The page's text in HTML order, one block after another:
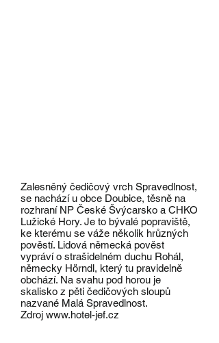
Zalesněný čedičový vrch Spravedlnost,
se nachází u obce Doubice, těsně na
rozhraní NP České Švýcarsko a CHKO
Lužické Hory. Je to bývalé popraviště,
ke kterému se váže několik hrůzných
pověstí. Lidová německá pověst
vypráví o strašidelném duchu Rohál,
německy Hörndl, který tu pravidelně
obchází. Na svahu pod horou je
skalisko z pěti čedičových sloupů
nazvané Malá Spravedlnost.
Zdroj www.hotel-jef.cz